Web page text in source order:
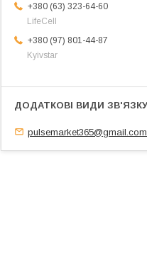
+380 (63) 323-64-60
LifeCell
+380 (97) 801-44-87
Kyivstar
pulsemarket365@gmail.com